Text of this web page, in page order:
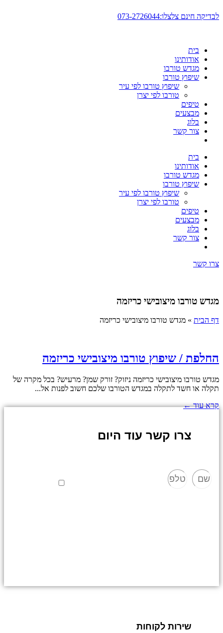
לתוכן
לבדיקה חינם צלצלו:073-2726044
בית
אודותינו
מגדש טורבו
שיפוץ טורבו
שיפוץ טורבו לפי עיר
טורבו לפי יצרן
טיפים
מבצעים
בלוג
צור קשר
בית
אודותינו
מגדש טורבו
שיפוץ טורבו
שיפוץ טורבו לפי עיר
טורבו לפי יצרן
טיפים
מבצעים
בלוג
צור קשר
צרו קשר
מגדש טורבו מיצובישי כריזמה
דף הבית » מגדש טורבו מיצובישי כריזמה
החלפת / שיפוץ טורבו מיצובישי כריזמה
מגדש טורבו מיצובישי כריזמה ניזוק? זורק שמן? מרעיש? בכל מקרה של
תקלה או חשד לתקלה במגדש הטורבו שלכם חשוב לפנות אל...
קרא עוד ←
צרו קשר עוד היום
שירות לקוחות